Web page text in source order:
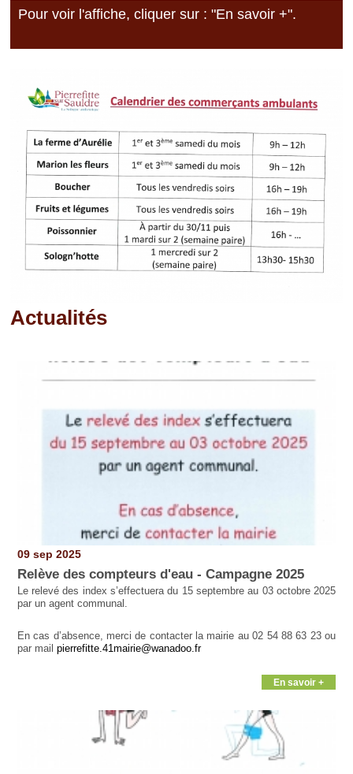
Pour voir l'affiche, cliquer sur : "En savoir +".
Actualités
09 sep 2025
Relève des compteurs d'eau - Campagne 2025
Le relevé des index s’effectuera du 15 septembre au 03 octobre 2025
par un agent communal.
En cas d’absence, merci de contacter la mairie au 02 54 88 63 23 ou
par mail pierrefitte.41mairie@wanadoo.fr
En savoir +
Pages